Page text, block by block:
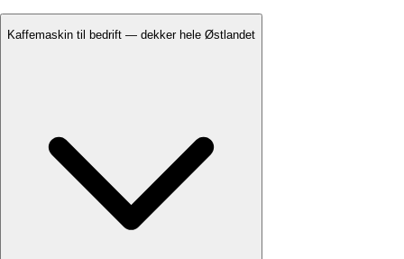
Kaffemaskin til bedrift — dekker hele Østlandet